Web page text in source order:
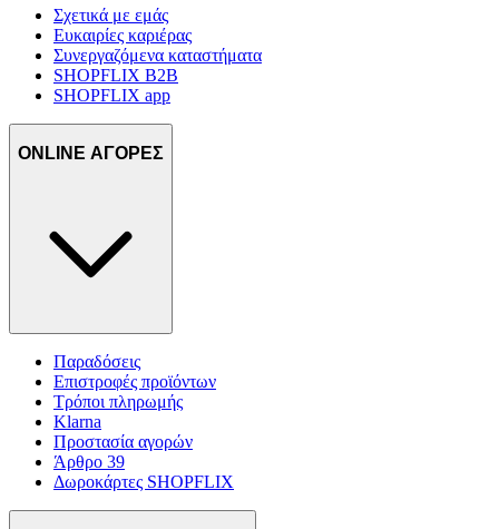
Σχετικά με εμάς
Ευκαιρίες καριέρας
Συνεργαζόμενα καταστήματα
SHOPFLIX B2B
SHOPFLIX app
ONLINE ΑΓΟΡΕΣ
Παραδόσεις
Επιστροφές προϊόντων
Τρόποι πληρωμής
Klarna
Προστασία αγορών
Άρθρο 39
Δωροκάρτες SHOPFLIX